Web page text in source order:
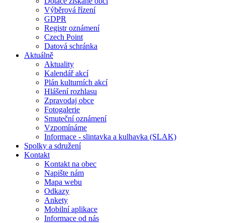
Výběrová řízení
GDPR
Registr oznámení
Czech Point
Datová schránka
Aktuálně
Aktuality
Kalendář akcí
Plán kulturních akcí
Hlášení rozhlasu
Zpravodaj obce
Fotogalerie
Smuteční oznámení
Vzpomínáme
Informace - slintavka a kulhavka (SLAK)
Spolky a sdružení
Kontakt
Kontakt na obec
Napište nám
Mapa webu
Odkazy
Ankety
Mobilní aplikace
Informace od nás